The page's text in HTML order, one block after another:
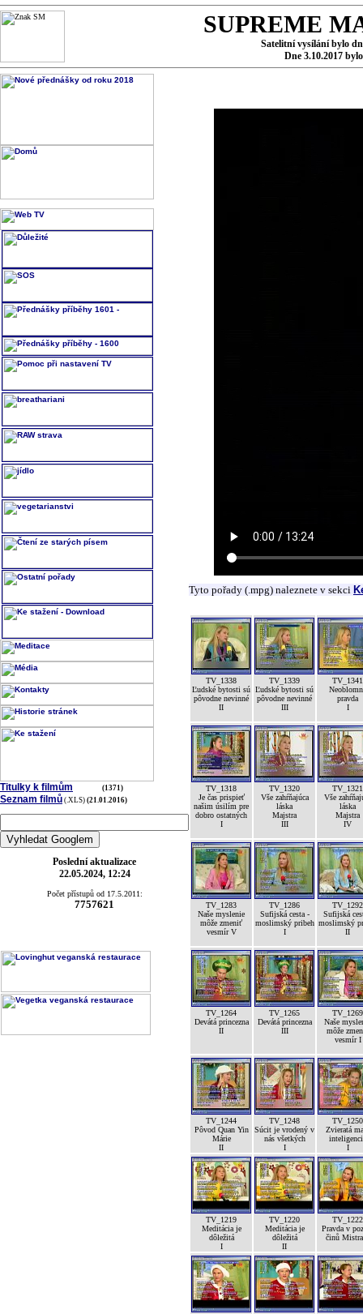
SUPREME
Satelitní vysílání bylo
Dne 3.10.2017
Titulky k filmům (1371)
Seznam filmů (.XLS) (21.01.2016)
Poslední aktualizace
22.05.2024, 12:24
Počet přístupů od 17.5.2011:
7757621
Tyto pořady (.mpg) naleznete v sekci
TV_1338
Ľudské bytosti sú
pôvodne nevinné
II
TV_1339
Ľudské bytosti sú
pôvodne nevinné
III
TV_1341
pravda
I
TV_1318
Je čas prispieť
našim úsilím pre
dobro ostatných
I
TV_1320
Vše zahŕňajúca
láska
Majstra
III
TV_1321
Vše
láska
Majstra
IV
TV_1283
Naše myslenie
môže zmeniť
vesmír V
TV_1286
Sufijská cesta -
moslimský pribeh
I
TV_1292
Sufijská
moslimský
II
TV_1264
Devátá princezna
II
TV_1265
Devátá princezna
III
TV_1269
Naše
môže
vesmír I
TV_1244
Pôvod Quan Yin
Márie
II
TV_1248
Súcit je vrodený v
nás všetkých
I
TV_1250
Zvieratá
I
TV_1219
Meditácia je
dôležitá
I
TV_1220
Meditácia je
dôležitá
II
TV_1222
Pravda v
činů